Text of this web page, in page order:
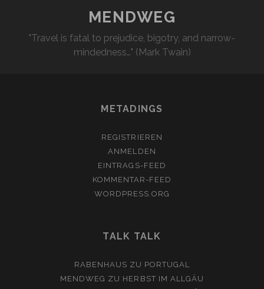
MENDWEG
"Travel is fatal to prejudice, bigotry, and narrow-
mindedness…" (Mark Twain)
METADINGS
REGISTRIEREN
ANMELDEN
EINTRAGS-FEED
KOMMENTAR-FEED
WORDPRESS.ORG
TALK TALK
RABENHAUS ZU PORTUGAL
MENDWEG ZU HERBST IM ALLGÄU